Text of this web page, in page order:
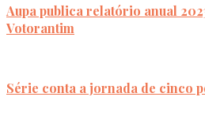
Aupa publica relatório anual
Votorantim
Série conta a jornada de cinco